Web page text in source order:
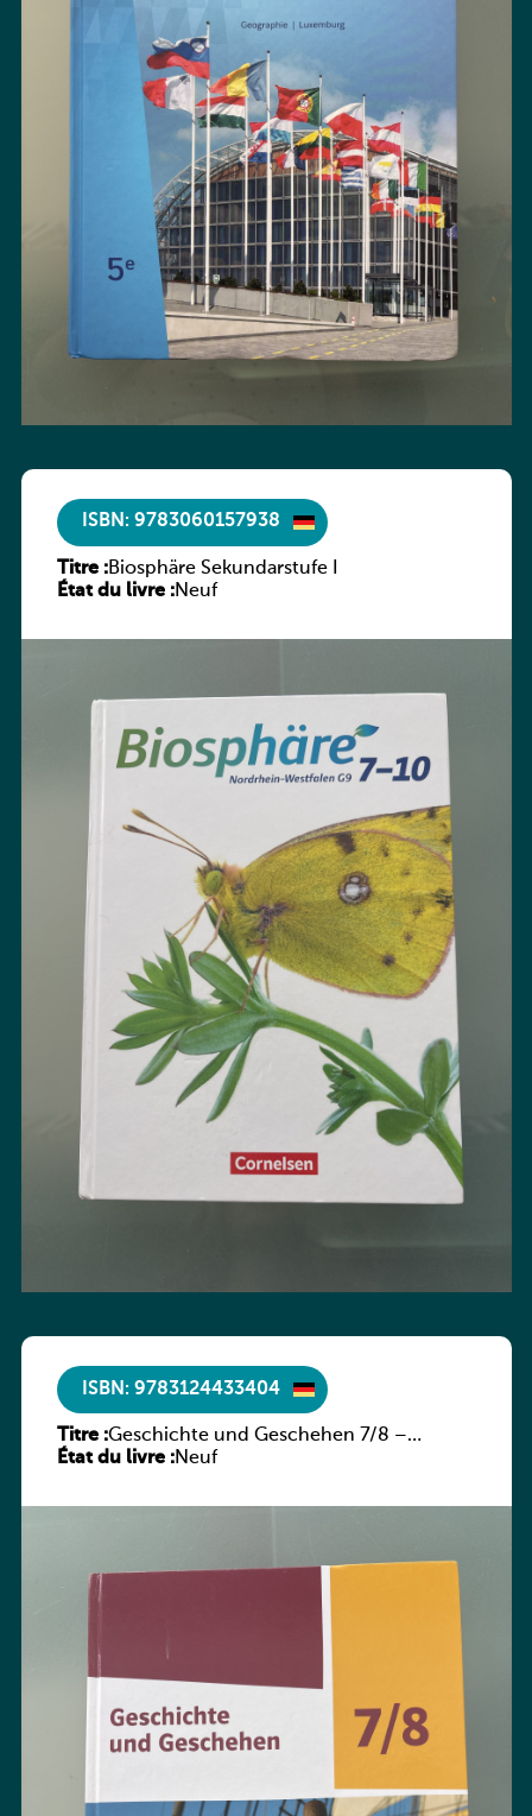
ISBN: 9783060157938
Titre :Biosphäre Sekundarstufe I
État du livre :Neuf
ISBN: 9783124433404
Titre :Geschichte und Geschehen 7/8 –
Rheinland-Pfalz
État du livre :Neuf